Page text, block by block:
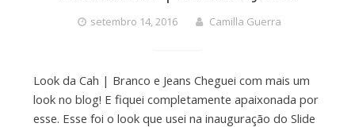
setembro 14, 2016 Camilla Guerra
Look da Cah | Branco e Jeans Cheguei com mais um
look no blog! E fiquei completamente apaixonada por
esse. Esse foi o look que usei na inauguração do Slide